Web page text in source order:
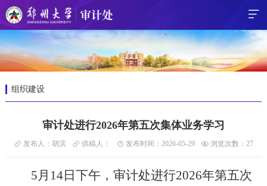
组织建设
审计处进行2026年第五次集体业务学习
发布人：胡滨 供稿人： 发布时间：2026-05-29 浏览次数： 27
5月 14日下午，审计处进行2026年第五次